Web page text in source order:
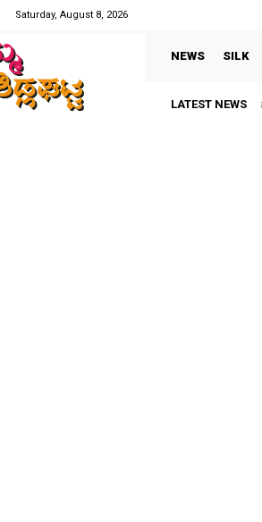
Saturday, August 8, 2026
NEWS SILK
LATEST NEWS